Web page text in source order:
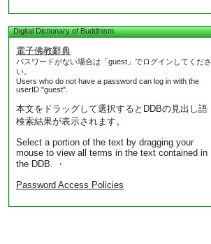
Digital Dictionary of Buddhism
電子佛教辭典
パスワードがない場合は「guest」でログインしてくださ
い。
Users who do not have a password can log in with the
userID "guest".
本文をドラッグして選択するとDDBの見出し語
検索結果が表示されます。
Select a portion of the text by dragging your
mouse to view all terms in the text contained in
the DDB. ・
Password Access Policies